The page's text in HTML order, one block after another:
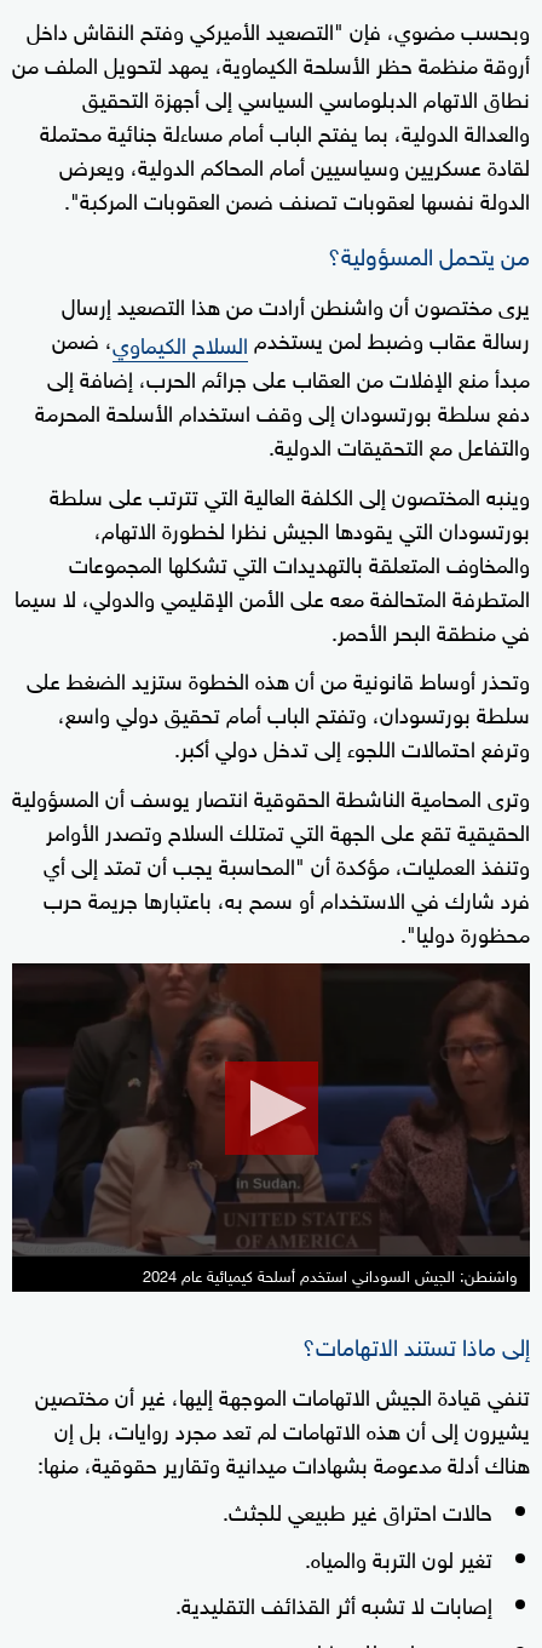
وبحسب مضوي، فإن "التصعيد الأميركي وفتح النقاش داخل
أروقة منظمة حظر الأسلحة الكيماوية، يمهد لتحويل الملف من
نطاق الاتهام الدبلوماسي السياسي إلى أجهزة التحقيق
والعدالة الدولية، بما يفتح الباب أمام مساءلة جنائية محتملة
لقادة عسكريين وسياسيين أمام المحاكم الدولية، ويعرض
الدولة نفسها لعقوبات تصنف ضمن العقوبات المركبة".
من يتحمل المسؤولية؟
يرى مختصون أن واشنطن أرادت من هذا التصعيد إرسال
رسالة عقاب وضبط لمن يستخدم السلاح الكيماوي، ضمن
مبدأ منع الإفلات من العقاب على جرائم الحرب، إضافة إلى
دفع سلطة بورتسودان إلى وقف استخدام الأسلحة المحرمة
والتفاعل مع التحقيقات الدولية.
وينبه المختصون إلى الكلفة العالية التي تترتب على سلطة
بورتسودان التي يقودها الجيش نظرا لخطورة الاتهام،
والمخاوف المتعلقة بالتهديدات التي تشكلها المجموعات
المتطرفة المتحالفة معه على الأمن الإقليمي والدولي، لا سيما
في منطقة البحر الأحمر.
وتحذر أوساط قانونية من أن هذه الخطوة ستزيد الضغط على
سلطة بورتسودان، وتفتح الباب أمام تحقيق دولي واسع،
وترفع احتمالات اللجوء إلى تدخل دولي أكبر.
وترى المحامية الناشطة الحقوقية انتصار يوسف أن المسؤولية
الحقيقية تقع على الجهة التي تمتلك السلاح وتصدر الأوامر
وتنفذ العمليات، مؤكدة أن "المحاسبة يجب أن تمتد إلى أي
فرد شارك في الاستخدام أو سمح به، باعتبارها جريمة حرب
محظورة دوليا".
seconds
واشنطن: الجيش السوداني استخدم أسلحة كيميائية عام 2024
إلى ماذا تستند الاتهامات؟
تنفي قيادة الجيش الاتهامات الموجهة إليها، غير أن مختصين
يشيرون إلى أن هذه الاتهامات لم تعد مجرد روايات، بل إن
هناك أدلة مدعومة بشهادات ميدانية وتقارير حقوقية، منها:
حالات احتراق غير طبيعي للجثث.
تغير لون التربة والمياه.
إصابات لا تشبه أثر القذائف التقليدية.